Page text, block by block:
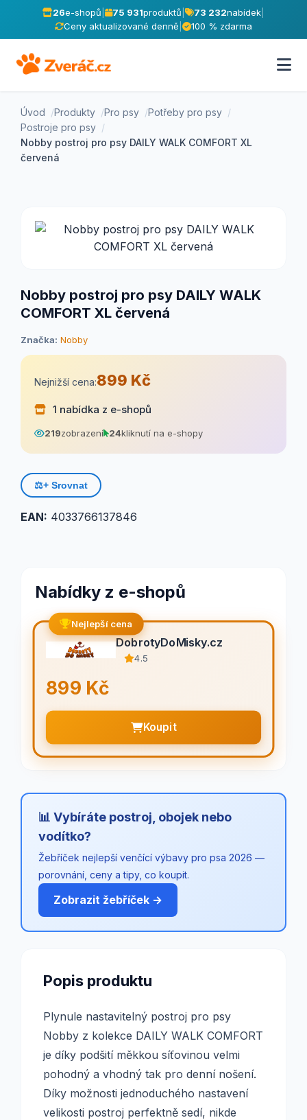
26e-shopů 75 931produktů 73 232nabídek
Ceny aktualizované denně
100 % zdarma
Úvod Produkty Pro psy
Potřeby pro psy
Postroje pro psy
Nobby postroj pro psy DAILY WALK COMFORT XL
červená
Nobby postroj pro psy DAILY WALK
COMFORT XL červená
Značka: Nobby
Nejnižší cena:899 Kč
1 nabídka z e-shopů
219zobrazení 24kliknutí na e-shopy
⚖️+ Srovnat
EAN: 4033766137846
Nabídky z e-shopů
Nejlepší cena
DobrotyDoMisky.cz
4.5
899 Kč
Koupit
📊 Vybíráte postroj, obojek nebo
vodítko?
Žebříček nejlepší venčící výbavy pro psa 2026 —
porovnání, ceny a tipy, co koupit.
Zobrazit žebříček →
Popis produktu
Plynule nastavitelný postroj pro psy
Nobby z kolekce DAILY WALK COMFORT
je díky podšití měkkou síťovinou velmi
pohodný a vhodný tak pro denní nošení.
Díky možnosti jednoduchého nastavení
velikosti postroj perfektně sedí, nikde